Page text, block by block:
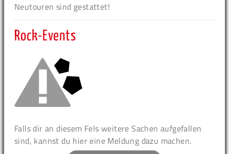
Neutouren sind gestattet!
Rock-Events
Falls dir an diesem Fels weitere Sachen aufgefallen
sind, kannst du hier eine Meldung dazu machen.